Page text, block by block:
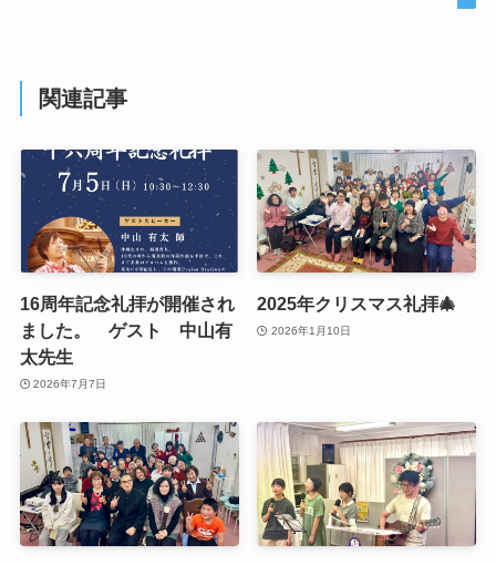
関連記事
16周年記念礼拝が開催され
ました。 ゲスト 中山有
太先生
2026年7月7日
2025年クリスマス礼拝🎄
2026年1月10日